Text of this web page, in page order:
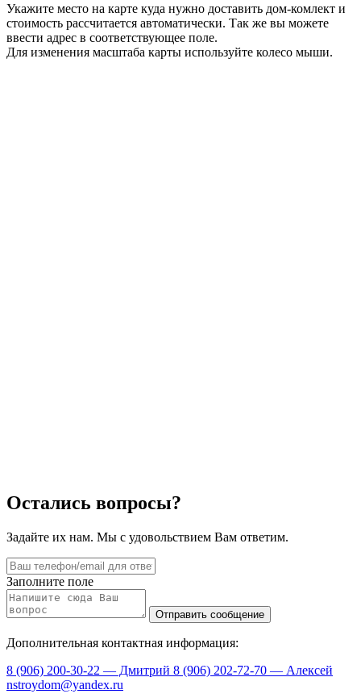
Укажите место на карте куда нужно доставить дом-комлект и
стоимость рассчитается автоматически. Так же вы можете
ввести адрес в соответствующее поле.
Для изменения масштаба карты используйте колесо мыши.
Остались вопросы?
Задайте их нам. Мы с удовольствием Вам ответим.
Заполните поле
Дополнительная контактная информация:
8 (906) 200-30-22 — Дмитрий 8 (906) 202-72-70 — Алексей
nstroydom@yandex.ru